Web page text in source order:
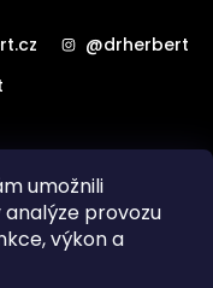
umožnili
provozu
výkon a
@drherbert